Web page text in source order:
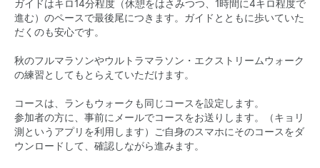
ガイドはキロ14分程度（休憩をはさみつつ、1時間に4キロ程度で
進む）のペースで最後尾につきます。ガイドとともに歩いていた
だくのも安心です。
秋のフルマラソンやウルトラマラソン・エクストリームウォーク
の練習としてもとらえていただけます。
コースは、ランもウォークも同じコースを設定します。
参加者の方に、事前にメールでコースをお送りします。（キョリ
測というアプリを利用します）ご自身のスマホにそのコースをダ
ウンロードして、確認しながら進みます。